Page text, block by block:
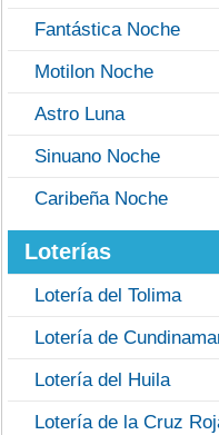
Fantástica Noche
Motilon Noche
Astro Luna
Sinuano Noche
Caribeña Noche
Loterías
Lotería del Tolima
Lotería de
Lotería del Huila
Lotería de la Cruz